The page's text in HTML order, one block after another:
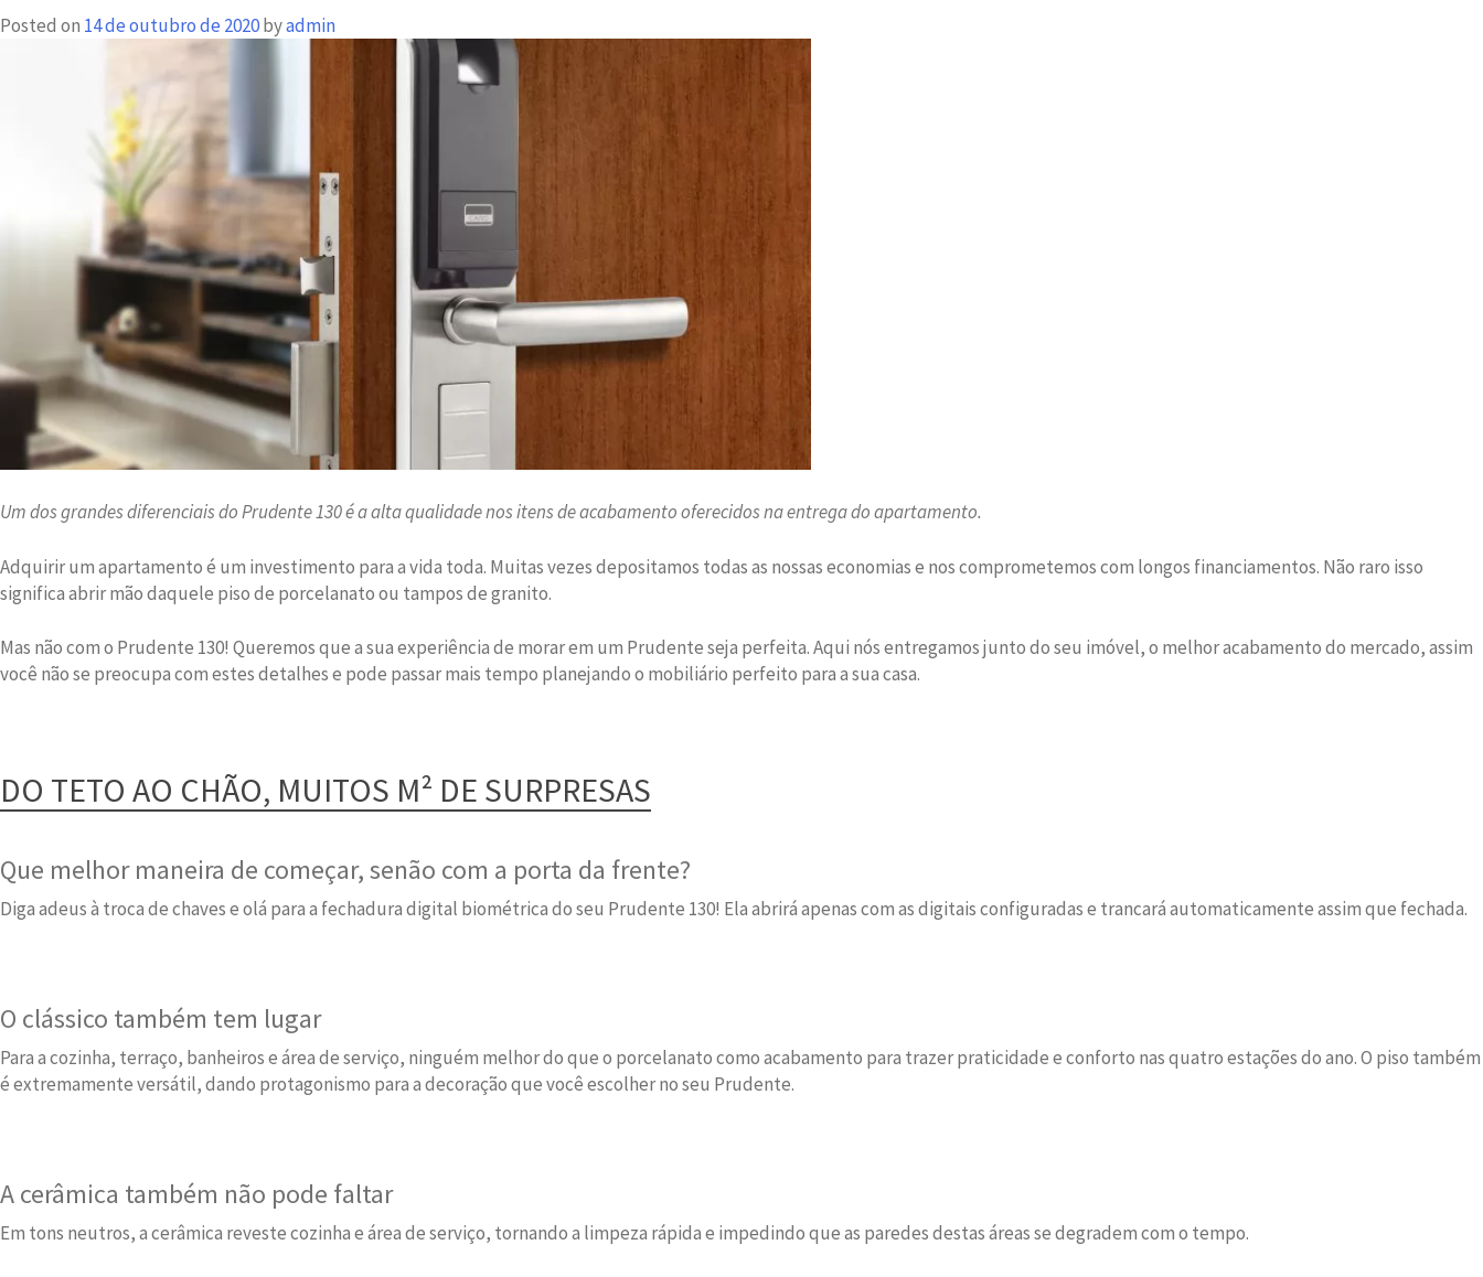
comprar
no
Prudente
Posted on 14 de outubro de 2020byadmin
Um dos grandes diferenciais do Prudente 130 é a alta qualidade nos itens de acabamento oferecidos na entrega do apartamento.
Adquirir um apartamento é um investimento para a vida toda. Muitas vezes depositamos todas as nossas economias e nos comprometemos com longos financiamentos. Não raro isso
significa abrir mão daquele piso de porcelanato ou tampos de granito.
Mas não com o Prudente 130! Queremos que a sua experiência de morar em um Prudente seja perfeita.Aqui nós entregamos junto do seu imóvel, o melhor acabamento do mercado, assim
você não se preocupa com estes detalhes e pode passar mais tempo planejando o mobiliário perfeito para a sua casa.
DO TETO AO CHÃO, MUITOS M² DE SURPRESAS
Que melhor maneira de começar, senão com a porta da frente?
Diga adeus à troca de chaves e olá para a fechadura digital biométrica do seu Prudente 130! Ela abrirá apenas com as digitais configuradas e trancará automaticamente assim que fechada.
O clássico também tem lugar
Para a cozinha, terraço, banheiros e área de serviço, ninguém melhor do que o porcelanato como acabamento para trazer praticidade e conforto nas quatro estações do ano. O piso também
é extremamente versátil, dando protagonismo para a decoração que você escolher no seu Prudente.
A cerâmica também não pode faltar
Em tons neutros, a cerâmica reveste cozinha e área de serviço, tornando a limpeza rápida e impedindo que as paredes destas áreas se degradem com o tempo.